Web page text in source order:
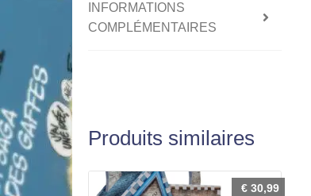
INFORMATIONS
COMPLÉMENTAIRES
Produits similaires
€30,99